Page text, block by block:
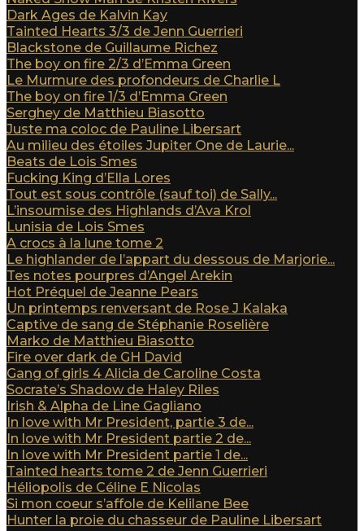
Dark Ages de Kalvin Kay
Tainted Hearts 3/3 de Jenn Guerrieri
Blackstone de Guillaume Richez
The boy on fire 2/3 d’Emma Green
Le Murmure des profondeurs de Charlie L
The boy on fire 1/3 d’Emma Green
Serghey de Matthieu Biasotto
Juste ma coloc de Pauline Libersart
Au milieu des étoiles Jupiter One de Laurie...
Beats de Lois Smes
Fucking King d’Ella Lores
Tout est sous contrôle (sauf toi) de Sally...
L’insoumise des Highlands d’Ava Krol
Lunisia de Lois Smes
A crocs à la lune tome 2
Le highlander de l’appart du dessous de Marjorie...
Tes notes pourpres d’Angel Arekin
Hot Préquel de Jeanne Pears
Un printemps renversant de Rose J Kalaka
Captive de sang de Stéphanie Roselière
Marko de Matthieu Biasotto
Fire over dark de GH David
Gang of girls 4 Alicia de Caroline Costa
Socrate’s Shadow de Haley Riles
Irish & Alpha de Line Gagliano
In love with Mr President, partie 3 de...
In love with Mr President partie 2 de...
In love with Mr President partie 1 de...
Tainted hearts tome 2 de Jenn Guerrieri
Héliopolis de Céline E Nicolas
Si mon coeur s’affole de Kelilane Bee
Hunter la proie du chasseur de Pauline Libersart